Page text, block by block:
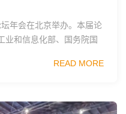
年会在北京举办。本届论
业和信息化部、国务院国
READ MORE